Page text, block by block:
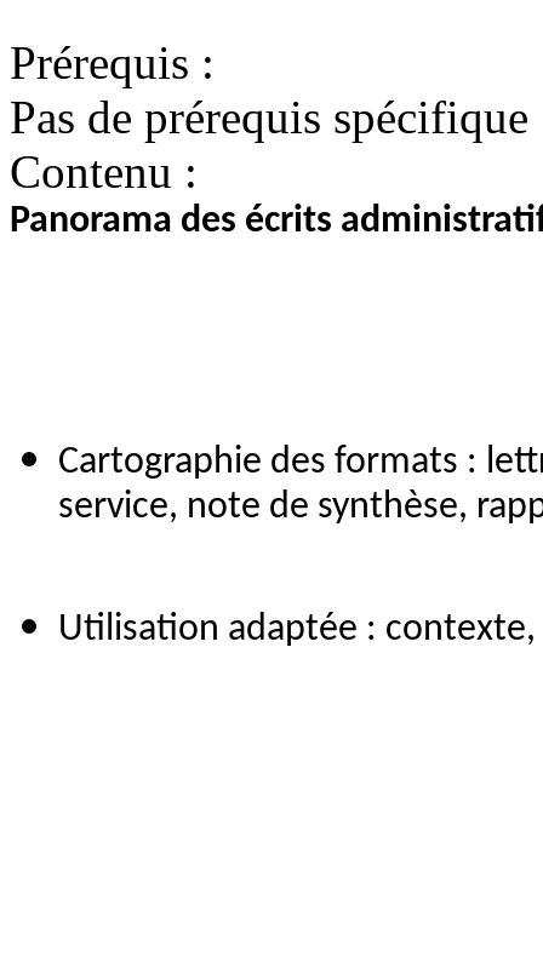
Prérequis :
Pas de prérequis spécifique
Contenu :
Panorama des écrits
Cartographie des formats :
service, note de synthèse,
Utilisation adaptée :